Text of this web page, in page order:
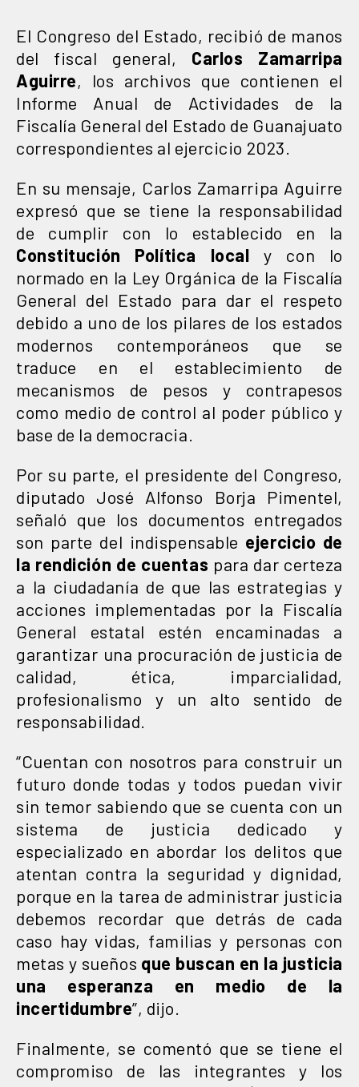
El Congreso del Estado, recibió de manos
del fiscal general, Carlos Zamarripa
Aguirre, los archivos que contienen el
Informe Anual de Actividades de la
Fiscalía General del Estado de Guanajuato
correspondientes al ejercicio 2023.
En su mensaje, Carlos Zamarripa Aguirre
expresó que se tiene la responsabilidad
de cumplir con lo establecido en la
Constitución Política local y con lo
normado en la Ley Orgánica de la Fiscalía
General del Estado para dar el respeto
debido a uno de los pilares de los estados
modernos contemporáneos que se
traduce en el establecimiento de
mecanismos de pesos y contrapesos
como medio de control al poder público y
base de la democracia.
Por su parte, el presidente del Congreso,
diputado José Alfonso Borja Pimentel,
señaló que los documentos entregados
son parte del indispensable ejercicio de
la rendición de cuentas para dar certeza
a la ciudadanía de que las estrategias y
acciones implementadas por la Fiscalía
General estatal estén encaminadas a
garantizar una procuración de justicia de
calidad, ética, imparcialidad,
profesionalismo y un alto sentido de
responsabilidad.
“Cuentan con nosotros para construir un
futuro donde todas y todos puedan vivir
sin temor sabiendo que se cuenta con un
sistema de justicia dedicado y
especializado en abordar los delitos que
atentan contra la seguridad y dignidad,
porque en la tarea de administrar justicia
debemos recordar que detrás de cada
caso hay vidas, familias y personas con
metas y sueños que buscan en la justicia
una esperanza en medio de la
incertidumbre”, dijo.
Finalmente, se comentó que se tiene el
compromiso de las integrantes y los